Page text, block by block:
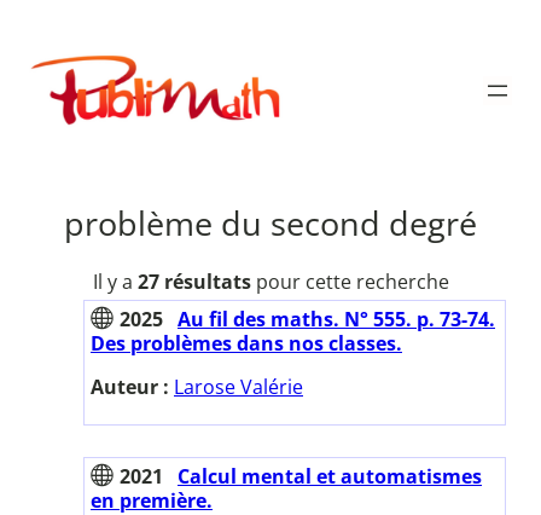
contenu
Publimath
problème du second degré
Il y a 27 résultatspour cette recherche
2025 Au fil des maths. N° 555. p. 73-74.
Des problèmes dans nos classes.
Auteur : Larose Valérie
2021
Calcul mental et automatismes
en première.